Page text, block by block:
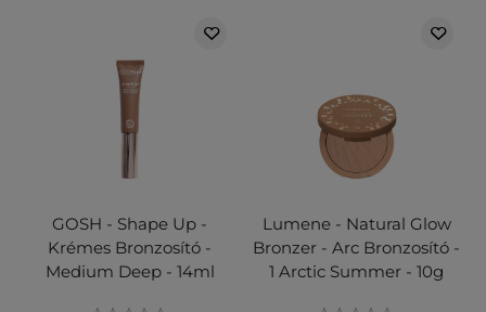
GOSH - Shape Up -
Krémes Bronzosító -
Medium Deep - 14ml
Lumene - Natural Glow
Bronzer - Arc Bronzosító -
1 Arctic Summer - 10g